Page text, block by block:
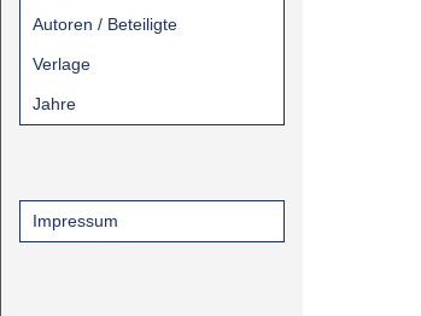
Autoren / Beteiligte
Verlage
Jahre
Impressum